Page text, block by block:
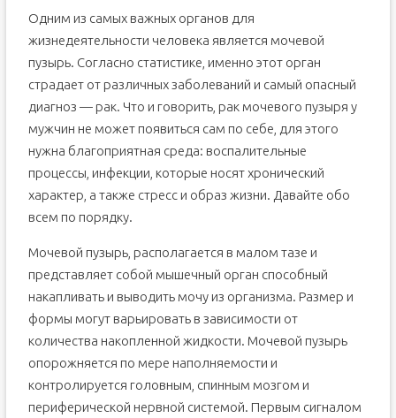
Одним из самых важных органов для
жизнедеятельности человека является мочевой
пузырь. Согласно статистике, именно этот орган
страдает от различных заболеваний и самый опасный
диагноз — рак. Что и говорить, рак мочевого пузыря у
мужчин не может появиться сам по себе, для этого
нужна благоприятная среда: воспалительные
процессы, инфекции, которые носят хронический
характер, а также стресс и образ жизни. Давайте обо
всем по порядку.
Мочевой пузырь, располагается в малом тазе и
представляет собой мышечный орган способный
накапливать и выводить мочу из организма. Размер и
формы могут варьировать в зависимости от
количества накопленной жидкости. Мочевой пузырь
опорожняется по мере наполняемости и
контролируется головным, спинным мозгом и
периферической нервной системой. Первым сигналом